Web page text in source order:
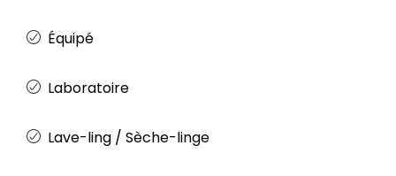
Équipé
Laboratoire
Lave-ling / Sèche-linge